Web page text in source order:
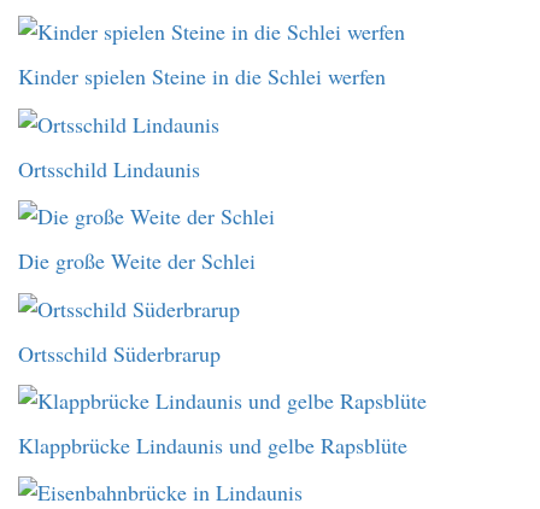
Kinder spielen Steine in die Schlei werfen
Ortsschild Lindaunis
Die große Weite der Schlei
Ortsschild Süderbrarup
Klappbrücke Lindaunis und gelbe Rapsblüte